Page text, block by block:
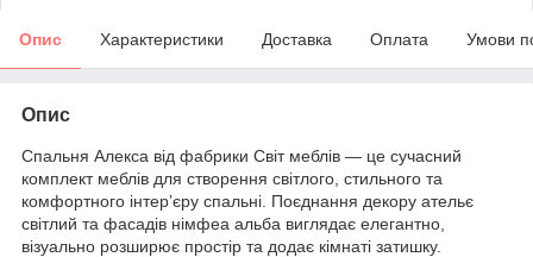
Опис Характеристики Доставка Оплата Умови
Опис
Спальня Алекса від фабрики Світ меблів — це сучасний
комплект меблів для створення світлого, стильного та
комфортного інтер’єру спальні. Поєднання декору ательє
світлий та фасадів німфеа альба виглядає елегантно,
візуально розширює простір та додає кімнаті затишку.